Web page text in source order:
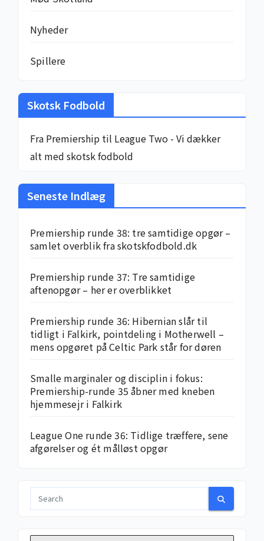
Nyheder
Spillere
Skotsk Fodbold
Fra Premiership til League Two - Vi dækker
alt med skotsk fodbold
Seneste Indlæg
Premiership runde 38: tre samtidige opgør –
samlet overblik fra skotskfodbold.dk
Premiership runde 37: Tre samtidige
aftenopgør – her er overblikket
Premiership runde 36: Hibernian slår til
tidligt i Falkirk, pointdeling i Motherwell –
mens opgøret på Celtic Park står for døren
Smalle marginaler og disciplin i fokus:
Premiership-runde 35 åbner med kneben
hjemme­sejr i Falkirk
League One runde 36: Tidlige træffere, sene
afgørelser og ét målløst opgør